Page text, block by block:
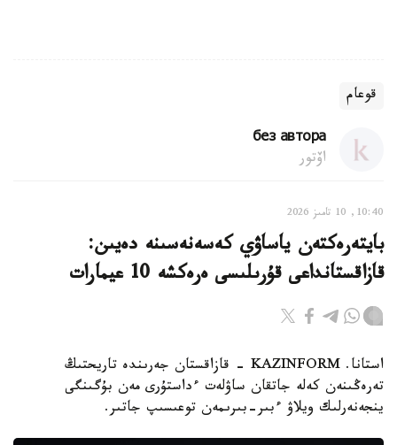
قوعام
без автора
اۆتور
10:40, 10 تامىز 2026
بايتەرەكتەن ياساۋي كەسەنەسىنە دەيىن:
قازاقستانداعى قۇرىلىسى ەرەكشە 10 عيمارات
استانا. KAZINFORM - قازاقستان جەرىندە تاريحتىڭ
تەرەڭىنەن كەلە جاتقان ساۋلەت ءداستۇرى مەن بۇگىنگى
ينجەنەرلىك ويلاۋ ءبىر-بىرىمەن توعىسىپ جاتىر.